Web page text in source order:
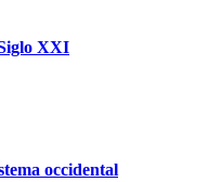
XXI
occidental